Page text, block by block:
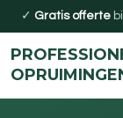
✓ Gratis offerte